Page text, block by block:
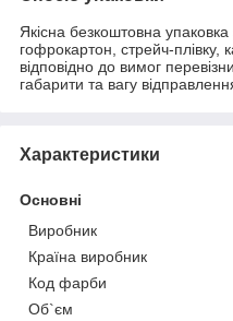
Якісна безкоштовна
гофрокартон, стрейч-плівку,
відповідно до вимог
габарити та вагу
Характеристики
Основні
Виробник
Країна виробник
Код фарби
Об`єм